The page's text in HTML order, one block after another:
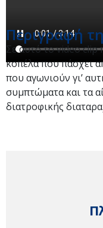
Περιγραφή
Σε αυτό το video clip
κοπέλα που πάσχει
που αγωνιούν γι’
συμπτώματα και τα
διατροφικής